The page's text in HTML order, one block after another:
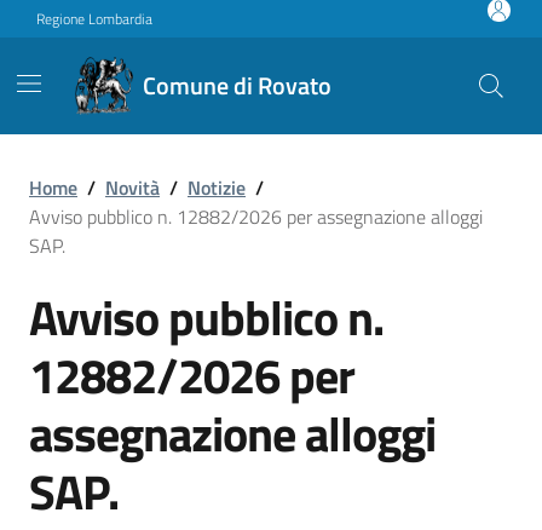
Vai ai contenuti
Vai al footer
Regione Lombardia
Comune di Rovato
Avviso pubblico n. 12882/
Home / Novità / Notizie /
Avviso pubblico n. 12882/2026 per assegnazione alloggi
SAP.
Avviso pubblico n.
12882/2026 per
assegnazione alloggi
SAP.